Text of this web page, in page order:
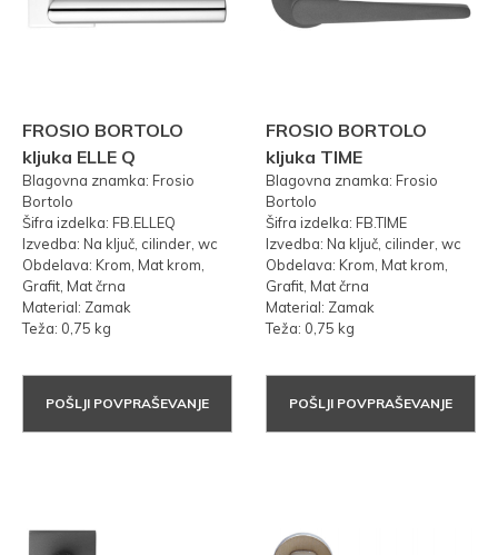
FROSIO BORTOLO
kljuka ELLE Q
Blagovna znamka: Frosio
Bortolo
Šifra izdelka: FB.ELLEQ
Izvedba: Na ključ, cilinder, wc
Obdelava: Krom, Mat krom,
Grafit, Mat črna
Material: Zamak
Teža: 0,75 kg
POŠLJI POVPRAŠEVANJE
FROSIO BORTOLO
kljuka TIME
Blagovna znamka: Frosio
Bortolo
Šifra izdelka: FB.TIME
Izvedba: Na ključ, cilinder, wc
Obdelava: Krom, Mat krom,
Grafit, Mat črna
Material: Zamak
Teža: 0,75 kg
POŠLJI POVPRAŠEVANJE